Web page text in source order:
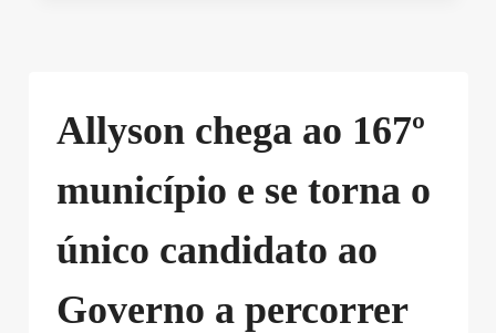
Allyson chega ao 167º
município e se torna o
único candidato ao
Governo a percorrer